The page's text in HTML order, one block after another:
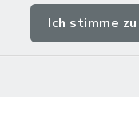
Ich stimme zu